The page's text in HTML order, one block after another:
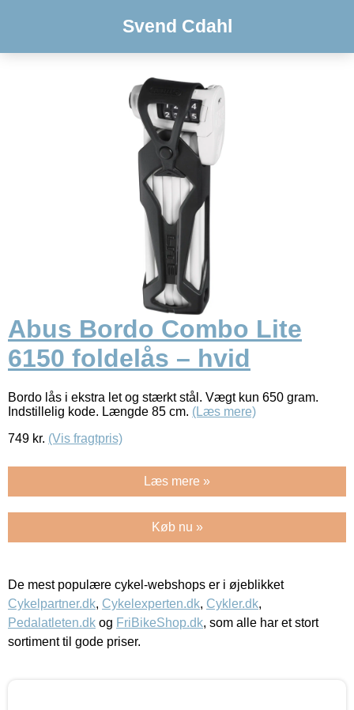
Svend Cdahl
Abus Bordo Combo Lite
6150 foldelås – hvid
Bordo lås i ekstra let og stærkt stål. Vægt kun 650 gram.
Indstillelig kode. Længde 85 cm. (Læs mere)
749 kr. (Vis fragtpris)
Læs mere »
Køb nu »
De mest populære cykel-webshops er i øjeblikket
Cykelpartner.dk, Cykelexperten.dk, Cykler.dk,
Pedalatleten.dk og FriBikeShop.dk, som alle har et stort
sortiment til gode priser.